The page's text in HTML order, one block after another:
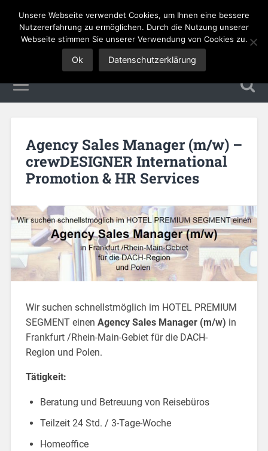
Tourismus Jobs
Agency Sales Manager (m/w) –
crewDESIGNER International
Promotion & HR Services
Wir suchen schnellstmöglich im HOTEL PREMIUM
SEGMENT einen Agency Sales Manager (m/w) in
Frankfurt /Rhein-Main-Gebiet für die DACH-
Region und Polen.
Tätigkeit:
Beratung und Betreuung von Reisebüros
Teilzeit 24 Std. / 3-Tage-Woche
Homeoffice
Unsere Webseite verwendet Cookies, um Ihnen eine bessere
Nutzererfahrung zu ermöglichen. Durch die Nutzung unserer
Webseite stimmen Sie unserer Verwendung von Cookies zu.
Ok Datenschutzerklärung